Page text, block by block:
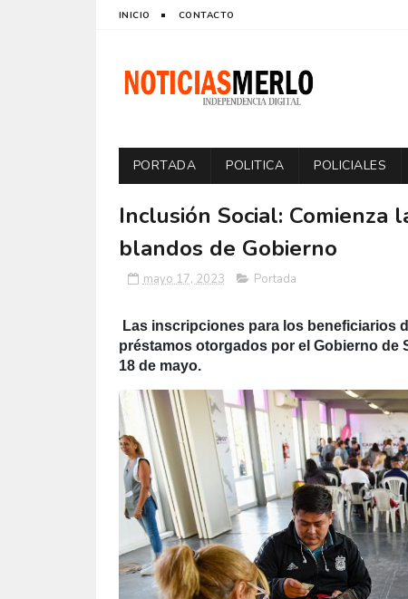
INICIO CONTACTO
PORTADA POLITICA POLICIALES
Inclusión Social: Comienza
blandos de Gobierno
mayo 17, 2023 Portada
Las inscripciones para los beneficiarios
préstamos otorgados por el Gobierno de
18 de mayo.